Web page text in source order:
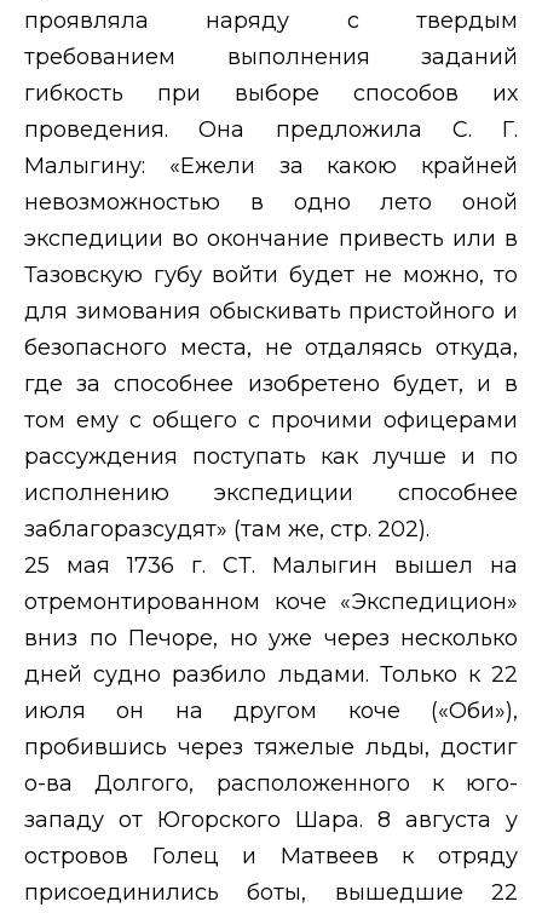
проявляла наряду с твердым
требованием выполнения заданий
гибкость при выборе способов их
проведения. Она предложила С. Г.
Малыгину:
«Ежели за какою крайней
невозможностью в одно лето оной
экспедиции во окончание привесть или в
Тазовскую губу войти будет не можно, то
для зимования обыскивать пристойного и
безопасного места, не отдаляясь откуда,
где за способнее изобретено будет, и в
том ему с общего с прочими офицерами
рассуждения поступать как лучше и по
исполнению экспедиции способнее
заблагоразсудят» (там же, стр. 202).
25 мая 1736 г. СТ. Малыгин вышел на
отремонтированном коче «Экспедицион»
вниз по Печоре, но уже через несколько
дней судно разбило льдами. Только к 22
июля он на другом коче («Оби»),
пробившись через тяжелые льды, достиг
о-ва Долгого, расположенного к юго-
западу от Югорского Шара. 8 августа у
островов Голец и Матвеев к отряду
присоединились боты, вышедшие 22